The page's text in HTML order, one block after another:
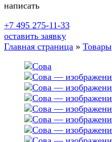
написать
+7 495 275-11-33
оставить заявку
Главная страница » Товары